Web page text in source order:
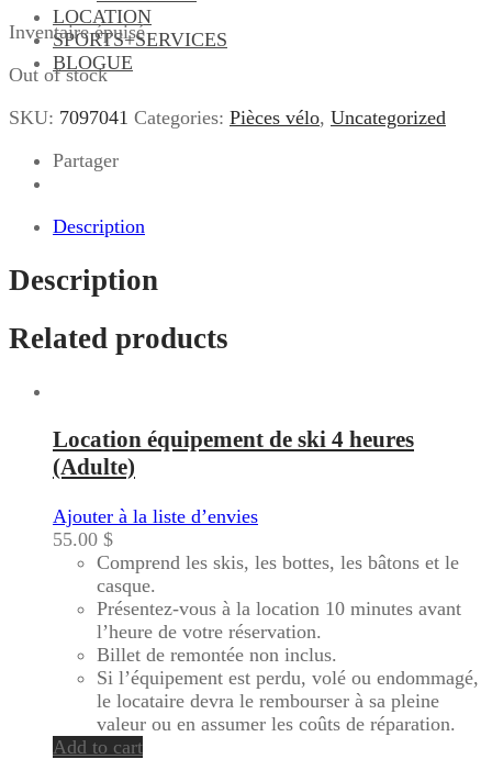
LOCATION
SPORTS+SERVICES
BLOGUE
Inventaire épuisé
Out of stock
SKU: 7097041 Categories: Pièces vélo, Uncategorized
Partager
Description
Description
Related products
Location équipement de ski 4 heures
(Adulte)
Ajouter à la liste d’envies
55.00 $
Comprend les skis, les bottes, les bâtons et le
casque.
Présentez-vous à la location 10 minutes avant
l’heure de votre réservation.
Billet de remontée non inclus.
Si l’équipement est perdu, volé ou endommagé,
le locataire devra le rembourser à sa pleine
valeur ou en assumer les coûts de réparation.
Add to cart